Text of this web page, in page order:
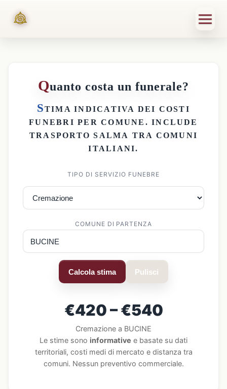
Quanto costa un funerale?
STIMA INDICATIVA DEI COSTI
FUNEBRI PER COMUNE . INCLUDE
TRASPORTO SALMA TRA COMUNI
ITALIANI.
TIPO DI SERVIZIO FUNEBRE
COMUNE DI PARTENZA
Calcola stima Pulisci
€420 – €540
Cremazione a BUCINE
Le stime sono informative e basate su dati
territoriali, costi medi di mercato e distanza tra
comuni. Nessun preventivo commerciale.